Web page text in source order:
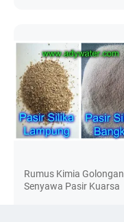
Rumus Kimia Golongan
Senyawa Pasir Kuarsa